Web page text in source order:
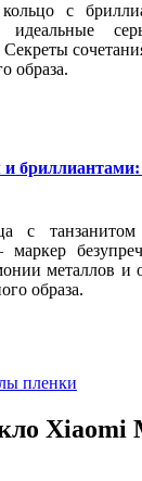
с
образа.
и
с
металлов и
образа.
пленки
Xiaomi